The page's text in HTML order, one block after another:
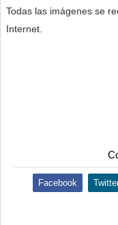
Todas las imágenes se
Internet.
Facebook